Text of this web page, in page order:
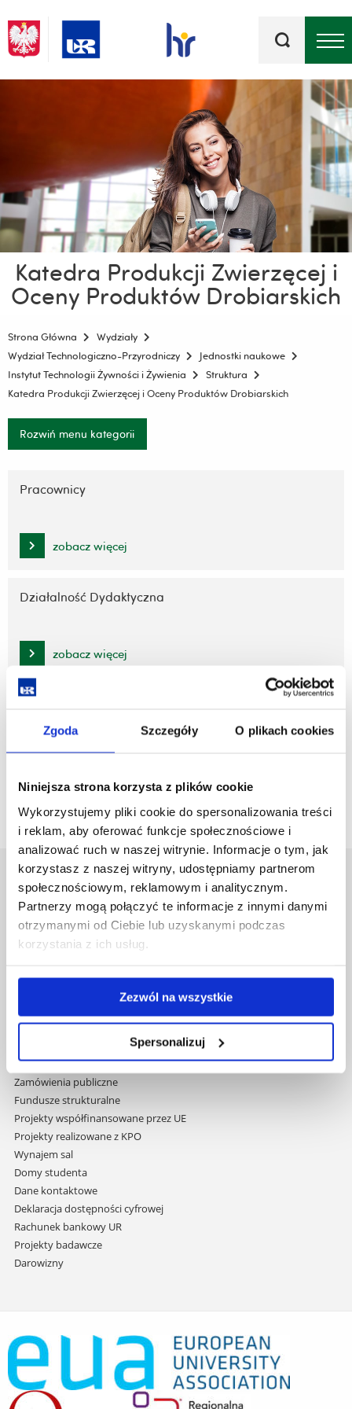
Zgoda Szczegóły O plikach cookies
Niniejsza strona korzysta z plików cookie
Wykorzystujemy pliki cookie do spersonalizowania treści
i reklam, aby oferować funkcje społecznościowe i
analizować ruch w naszej witrynie. Informacje o tym, jak
korzystasz z naszej witryny, udostępniamy partnerom
społecznościowym, reklamowym i analitycznym.
Partnerzy mogą połączyć te informacje z innymi danymi
otrzymanymi od Ciebie lub uzyskanymi podczas
korzystania z ich usług.
Zezwól na wszystkie
Spersonalizuj
kluczowe
Katedra Produkcji Zwierzęcej i
Oceny Produktów Drobiarskich
Strona Główna
Wydziały
Wydział Technologiczno-Przyrodniczy
Jednostki naukowe
Instytut Technologii Żywności i Żywienia
Struktura
Katedra Produkcji Zwierzęcej i Oceny Produktów Drobiarskich
Rozwiń menu kategorii
nawigację
treści
Pracownicy
zobacz więcej
Działalność Dydaktyczna
zobacz więcej
Uniwersytet Rzeszowski
Al. Tadeusza Rejtana 16C
35-959 Rzeszów
Pomiń
do
Covid info
Praca na UR
Zamówienia publiczne
Fundusze strukturalne
Projekty współfinansowane przez UE
Projekty realizowane z KPO
Wynajem sal
Domy studenta
Dane kontaktowe
Deklaracja dostępności cyfrowej
Rachunek bankowy UR
Projekty badawcze
Darowizny